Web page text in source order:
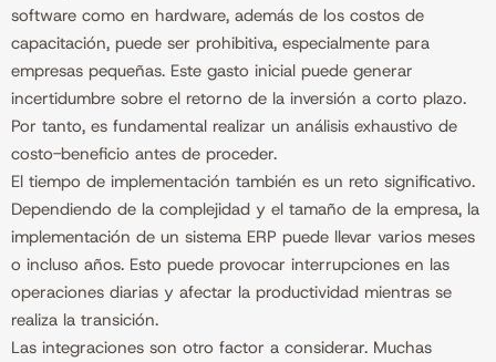
software como en hardware, además de los costos de
capacitación, puede ser prohibitiva, especialmente para
empresas pequeñas. Este gasto inicial puede generar
incertidumbre sobre el retorno de la inversión a corto plazo.
Por tanto, es fundamental realizar un análisis exhaustivo de
costo-beneficio antes de proceder.
El tiempo de implementación también es un reto significativo.
Dependiendo de la complejidad y el tamaño de la empresa, la
implementación de un sistema ERP puede llevar varios meses
o incluso años. Esto puede provocar interrupciones en las
operaciones diarias y afectar la productividad mientras se
realiza la transición.
Las integraciones son otro factor a considerar. Muchas